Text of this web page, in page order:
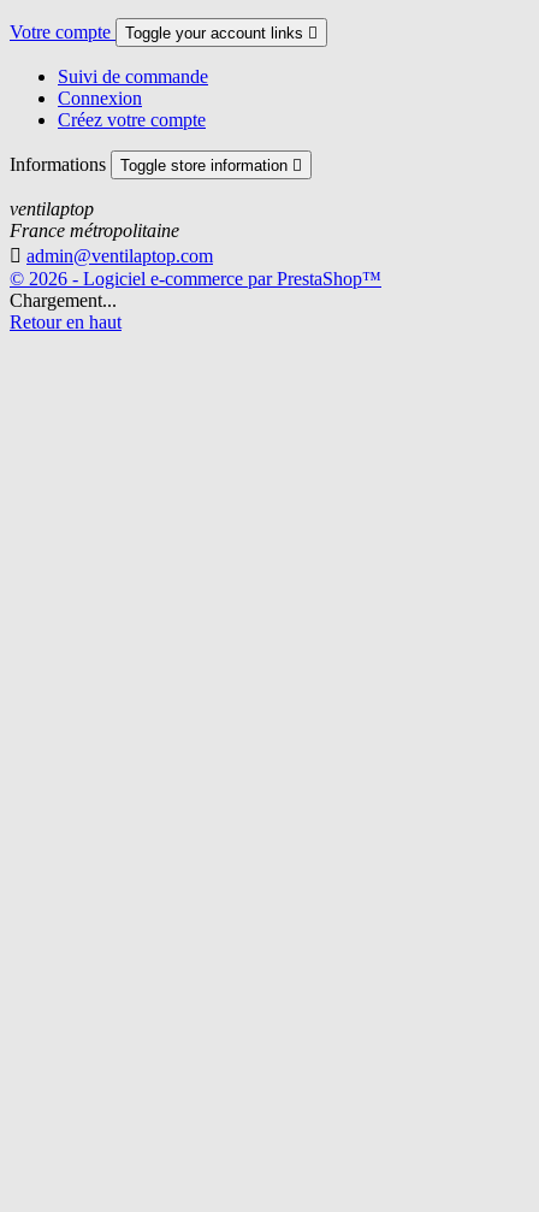
Votre compte Toggle your account links 
Suivi de commande
Connexion
Créez votre compte
Informations Toggle store information 
ventilaptop
France métropolitaine
 admin@ventilaptop.com
© 2026 - Logiciel e-commerce par PrestaShop™
Chargement...
Retour en haut